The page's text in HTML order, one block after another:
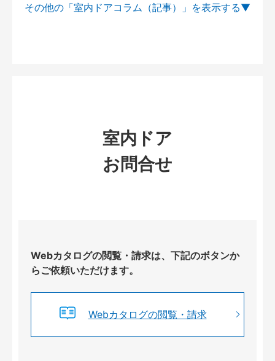
その他の「室内ドアコラム（記事）」を
室内ドア
お問合せ
Webカタログの閲覧・請求は、下記のボタンか
らご依頼いただけます。
Webカタログの閲覧・請求